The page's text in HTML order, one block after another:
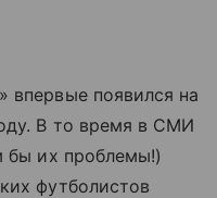
впервые появился на
В то время в СМИ
бы их проблемы!)
футболистов